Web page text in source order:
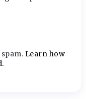
Learn how